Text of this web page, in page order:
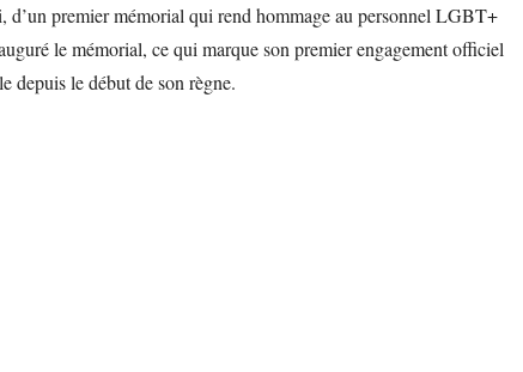
d’un premier mémorial qui rend hommage au personnel LGBT+
le mémorial, ce qui marque son premier engagement officiel
depuis le début de son règne.